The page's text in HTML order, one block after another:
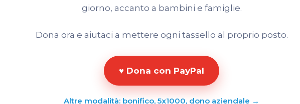
giorno, accanto a bambini e famiglie.
Dona ora e aiutaci a mettere ogni tassello al proprio posto.
♥ Dona con PayPal
Altre modalità: bonifico, 5x1000, dono aziendale →